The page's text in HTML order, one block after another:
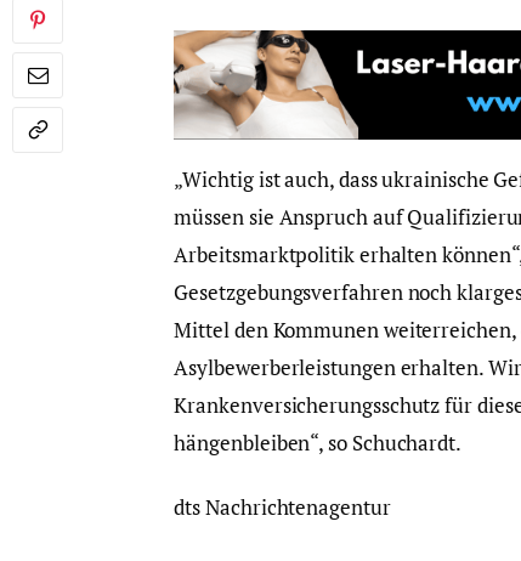
„Wichtig ist auch, dass ukrainische
müssen sie Anspruch auf
Arbeitsmarktpolitik erhalten
Gesetzgebungsverfahren noch
Mittel den Kommunen weiterreichen,
Asylbewerberleistungen erhalten.
Krankenversicherungsschutz für
hängenbleiben“, so Schuchardt.
dts Nachrichtenagentur